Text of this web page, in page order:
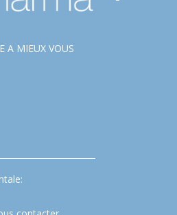
A MIEUX VOUS